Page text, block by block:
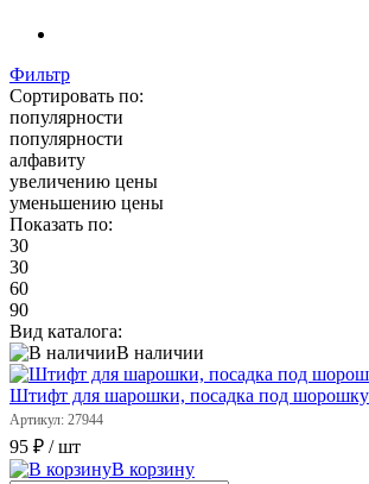
Фильтр
Сортировать по:
популярности
популярности
алфавиту
увеличению цены
уменьшению цены
Показать по:
30
30
60
90
Вид каталога:
В наличии
Штифт для шарошки, посадка под
Артикул: 27944
95 ₽ / шт
В корзину